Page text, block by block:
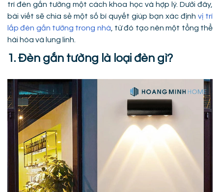
trí đèn gắn tường một cách khoa học và hợp lý. Dưới đây,
bài viết sẽ chia sẻ một số bí quyết giúp bạn xác định vị trí
lắp đèn gắn tường trong nhà , từ đó tạo nên một tổng thể
hài hòa và lung linh.
1. Đèn gắn tường là loại đèn gì?